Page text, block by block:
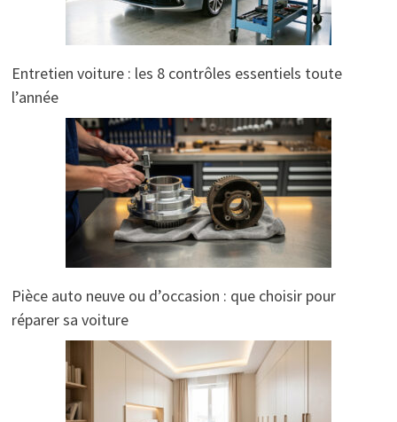
Entretien voiture : les 8 contrôles essentiels toute
l’année
Pièce auto neuve ou d’occasion : que choisir pour
réparer sa voiture